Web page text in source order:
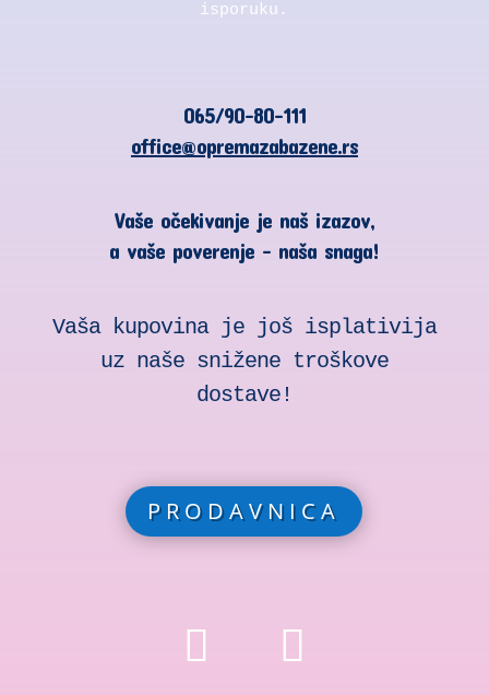
isporuku.
065/90-80-111
office@opremazabazene.rs
Vaše očekivanje je naš izazov,
a vaše poverenje – naša snaga!
Vaša kupovina je još isplativija
uz naše snižene troškove
dostave!
PRODAVNICA